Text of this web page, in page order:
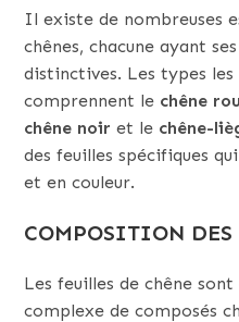
Il existe de nombreuses
chênes, chacune ayant
distinctives. Les types les
comprennent le chêne
chêne noiret le chêne-
des feuilles spécifiques
et en couleur.
COMPOSITION
Les feuilles de chêne sont
complexe de composés